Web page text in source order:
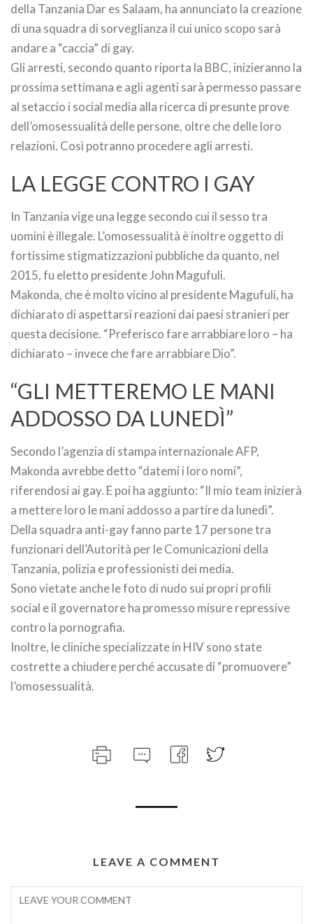
della Tanzania Dar es Salaam, ha annunciato la creazione
di una squadra di sorveglianza il cui unico scopo sarà
andare a “caccia” di gay.
Gli arresti, secondo quanto riporta la BBC, inizieranno la
prossima settimana e agli agenti sarà permesso passare
al setaccio i social media alla ricerca di presunte prove
dell’omosessualità delle persone, oltre che delle loro
relazioni. Così potranno procedere agli arresti.
LA LEGGE CONTRO I GAY
In Tanzania vige una legge secondo cui il sesso tra
uomini è illegale. L’omosessualità è inoltre oggetto di
fortissime stigmatizzazioni pubbliche da quanto, nel
2015, fu eletto presidente John Magufuli.
Makonda, che è molto vicino al presidente Magufuli, ha
dichiarato di aspettarsi reazioni dai paesi stranieri per
questa decisione. “Preferisco fare arrabbiare loro – ha
dichiarato – invece che fare arrabbiare Dio”.
“GLI METTEREMO LE MANI
ADDOSSO DA LUNEDÌ”
Secondo l’agenzia di stampa internazionale AFP,
Makonda avrebbe detto “datemi i loro nomi”,
riferendosi ai gay. E poi ha aggiunto: “Il mio team inizierà
a mettere loro le mani addosso a partire da lunedì”.
Della squadra anti-gay fanno parte 17 persone tra
funzionari dell’Autorità per le Comunicazioni della
Tanzania, polizia e professionisti dei media.
Sono vietate anche le foto di nudo sui propri profili
social e il governatore ha promesso misure repressive
contro la pornografia.
Inoltre, le cliniche specializzate in HIV sono state
costrette a chiudere perché accusate di “promuovere”
l’omosessualità.
LEAVE A COMMENT